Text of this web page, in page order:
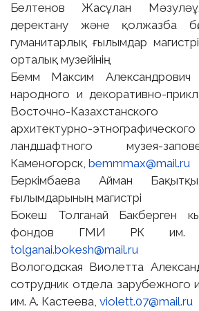
Белтенов Жасұлан
деректану және қолжазба
гуманитарлық ғылымдар
орталық музейінің
Бемм Максим
народного и декоративно-
Восточно-
архитектурно-
ландшафтного музея-
Каменогорск, bemmmax@mail.ru
Беркімбаева Айман
ғылымдарының магистрі
Бокеш Толганай Бакберген
фондов ГМИ РК им.
tolganai.bokesh@mail.ru
Вологодская Виолетта
сотрудник отдела зарубежного
им. А. Кастеева, violett.07@mail.ru